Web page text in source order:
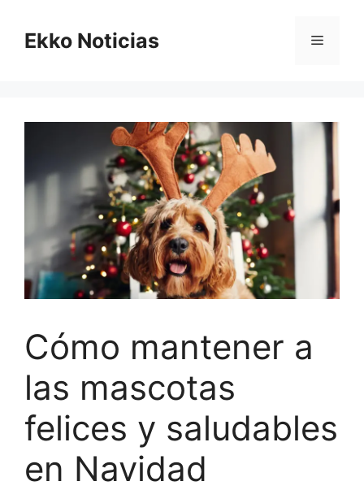
contenido
Ekko Noticias Menú
Cómo mantener a
las mascotas
felices y saludables
en Navidad